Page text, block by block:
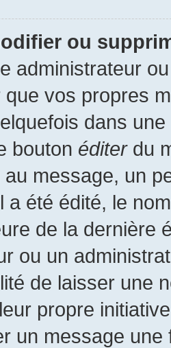
ou
administrateur
vos propres
dans
bouton éditerdu
message, un
a été édité, le
de la dernière
ou un
de laisser une
propre
un message une